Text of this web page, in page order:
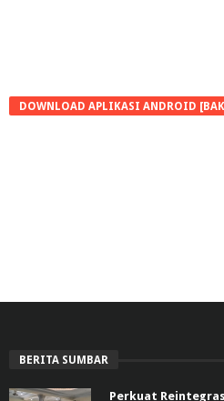
DOWNLOAD APLIKASI ANDROID
BERITA SUMBAR
Perkuat